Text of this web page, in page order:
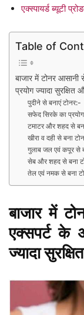
एक्स्पायर्ड ब्यूटी
Table of
बाजार में टोनर
प्रयोग ज्यादा सुरक्षित
पुदीने से बनाएं टोनर:-
सफेद सिरके का
टमाटर और शहद से
खीरा व दही से बना
गुलाब जल एवं कपूर से
सेब और शहद से बना
तेल एवं नमक से बना
बाजार में
एक्सपर्ट के
ज्यादा